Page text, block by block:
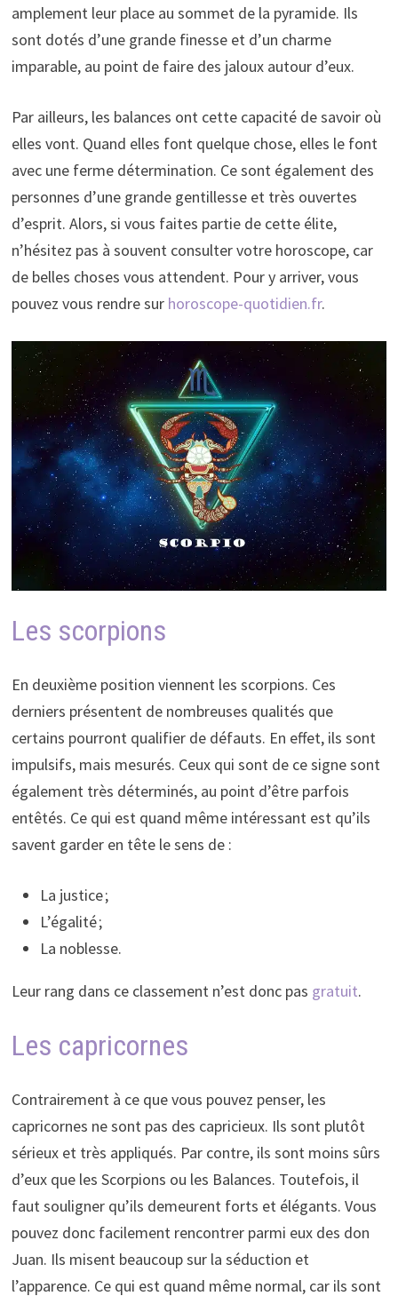
amplement leur place au sommet de la pyramide. Ils
sont dotés d’une grande finesse et d’un charme
imparable, au point de faire des jaloux autour d’eux.
Par ailleurs, les balances ont cette capacité de savoir où
elles vont. Quand elles font quelque chose, elles le font
avec une ferme détermination. Ce sont également des
personnes d’une grande gentillesse et très ouvertes
d’esprit. Alors, si vous faites partie de cette élite,
n’hésitez pas à souvent consulter votre horoscope, car
de belles choses vous attendent. Pour y arriver, vous
pouvez vous rendre sur horoscope-quotidien.fr.
Les scorpions
En deuxième position viennent les scorpions. Ces
derniers présentent de nombreuses qualités que
certains pourront qualifier de défauts. En effet, ils sont
impulsifs, mais mesurés. Ceux qui sont de ce signe sont
également très déterminés, au point d’être parfois
entêtés. Ce qui est quand même intéressant est qu’ils
savent garder en tête le sens de :
La justice ;
L’égalité ;
La noblesse.
Leur rang dans ce classement n’est donc pas gratuit.
Les capricornes
Contrairement à ce que vous pouvez penser, les
capricornes ne sont pas des capricieux. Ils sont plutôt
sérieux et très appliqués. Par contre, ils sont moins sûrs
d’eux que les Scorpions ou les Balances. Toutefois, il
faut souligner qu’ils demeurent forts et élégants. Vous
pouvez donc facilement rencontrer parmi eux des don
Juan. Ils misent beaucoup sur la séduction et
l’apparence. Ce qui est quand même normal, car ils sont